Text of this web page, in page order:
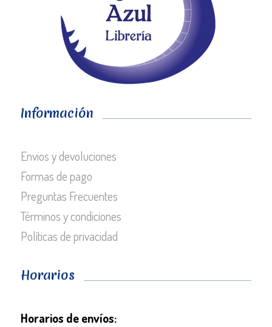
Información
Envios y devoluciones
Formas de pago
Preguntas Frecuentes
Términos y condiciones
Políticas de privacidad
Horarios
Horarios de envíos: